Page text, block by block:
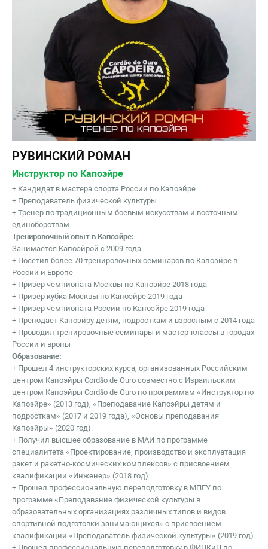
РУВИНСКИЙ РОМАН
Инструктор по Капоэйре
+ Кандидат в мастера спорта России по Капоэйре
+ Преподаватель физической культуры
+ Тренер по традиционным боевым искусствам и восточным
единоборствам
Тренировочный опыт в Капоэйре:
Занимается Капоэйрой с 2009 года
+ Посетил более 70 тренировочных семинаров по Капоэйре в
России и Европе
+ Призер чемпионата Москвы по Капоэйре 2018 года
+ Призер кубка Москвы по Капоэйре 2019 года
+ Призер чемпионата России по Капоэйре 2019 года
+ Преподает Капоэйру детям, подросткам и взрослым с 2014 года
+ Проводил тренировочные семинары и мастер-классы в городах
России и вропы
Образование:
+ Прошел 4 инструкторских курса, организованных Российским
центром Капоэйры Cordão de Ouro совместно с Израильским
центром Капоэйры Cordão de Ouro по программам «Инструктор по
Капоэйре» (2013 год), «Преподавание Капоэйры детям и
подросткам» (2017 и 2019 года), «Основы преподавания
Капоэйры» (2020 год).
+ Получил высшее образование в МАИ по программе
специалитета «Проектирование, производство и эксплуатация
ракет и ракетно-космических комплексов» с присвоением
квалификации «Инженер» (2018 год).
+ Прошел профессиональную переподготовку в МПГУ по
программе «Преподавание физической культуры в
образовательных организациях различных типов и видов
спортивной подготовки занимающихся» с присвоением
квалификации «Преподаватель физической культуры» (2019 год).